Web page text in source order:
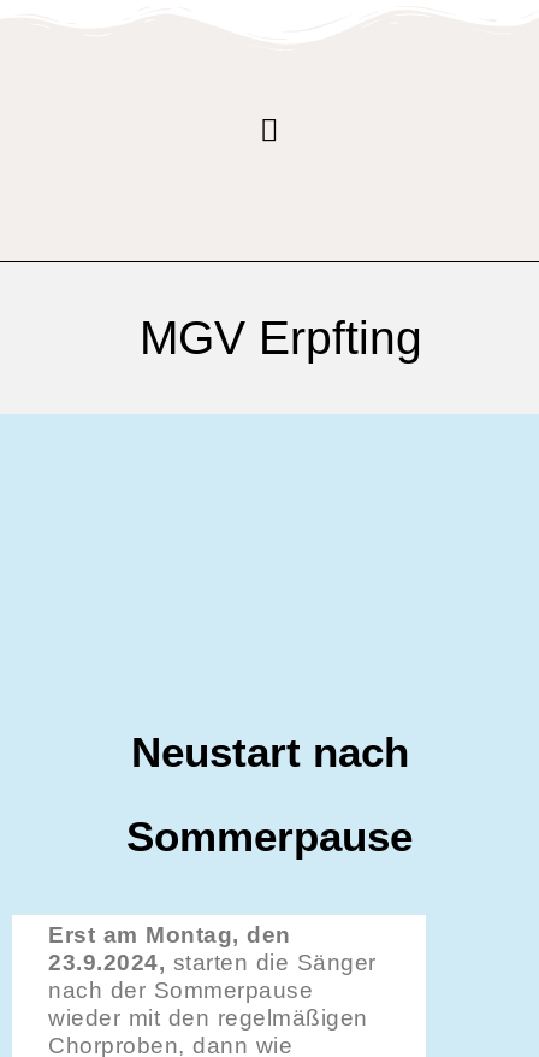
MGV Erpfting
Neustart nach
Sommerpause
Erst am Montag, den
23.9.2024, starten die Sänger
nach der Sommerpause
wieder mit den regelmäßigen
Chorproben, dann wie